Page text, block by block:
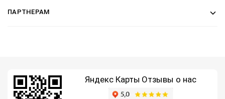
ПАРТНЕРАМ
Яндекс Карты Отзывы о нас